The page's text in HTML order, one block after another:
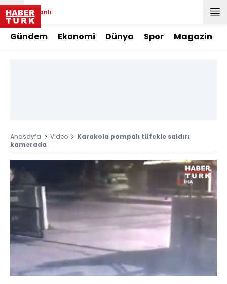
Canlı
Gündem Ekonomi Dünya Spor Magazin
Anasayfa Video
Karakola pompalı tüfekle saldırı
kamerada
Sesi
Aç
Hızı